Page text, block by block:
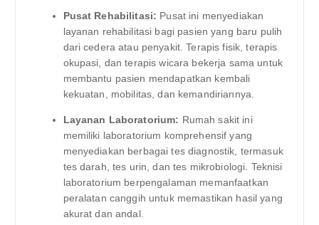
Pusat Rehabilitasi: Pusat ini menyediakan
layanan rehabilitasi bagi pasien yang baru pulih
dari cedera atau penyakit. Terapis fisik, terapis
okupasi, dan terapis wicara bekerja sama untuk
membantu pasien mendapatkan kembali
kekuatan, mobilitas, dan kemandiriannya.
Layanan Laboratorium: Rumah sakit ini
memiliki laboratorium komprehensif yang
menyediakan berbagai tes diagnostik, termasuk
tes darah, tes urin, dan tes mikrobiologi. Teknisi
laboratorium berpengalaman memanfaatkan
peralatan canggih untuk memastikan hasil yang
akurat dan andal.